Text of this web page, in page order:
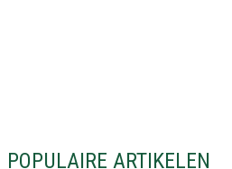
POPULAIRE ARTIKELEN